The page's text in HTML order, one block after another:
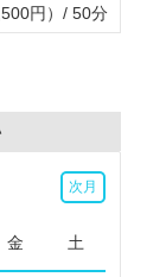
の質問です。一
そうじゃなくて
なことでも結構
の結果をお持ち
円）/ 50分
次月
金 土